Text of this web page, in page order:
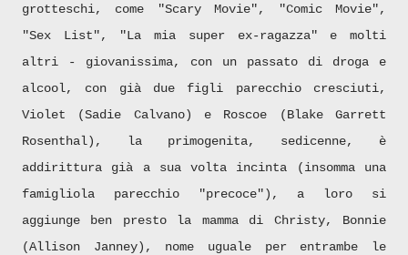
grotteschi, come "Scary Movie", "Comic Movie",
"Sex List", "La mia super ex-ragazza" e molti
altri - giovanissima, con un passato di droga e
alcool, con già due figli parecchio cresciuti,
Violet (Sadie Calvano) e Roscoe (Blake Garrett
Rosenthal), la primogenita, sedicenne, è
addirittura già a sua volta incinta (insomma una
famigliola parecchio "precoce"), a loro si
aggiunge ben presto la mamma di Christy, Bonnie
(Allison Janney), nome uguale per entrambe le